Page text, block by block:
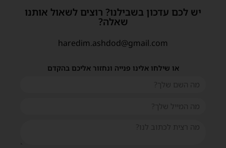
יש לכם עדכון בשבילנו? רוצים לשאול אותנו
שאלה?
haredim.ashdod@gmail.com
או שילחו אלינו פנייה ונחזור אליכם בהקדם